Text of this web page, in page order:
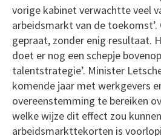
vorige kabinet verwachtte veel
arbeidsmarkt van de
gepraat, zonder enig resultaat.
doet er nog een schepje
talentstrategie’. Minister
komende jaar met werkgevers
overeenstemming te bereiken
welke wijze dit effect zou
arbeidsmarkttekorten is